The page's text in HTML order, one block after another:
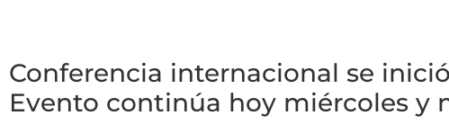
Conferencia internacional se
Evento continúa hoy miércoles y